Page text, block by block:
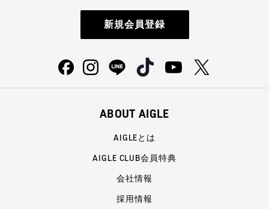
新規会員登録
ABOUT AIGLE
AIGLEとは
AIGLE CLUB会員特典
会社情報
採用情報